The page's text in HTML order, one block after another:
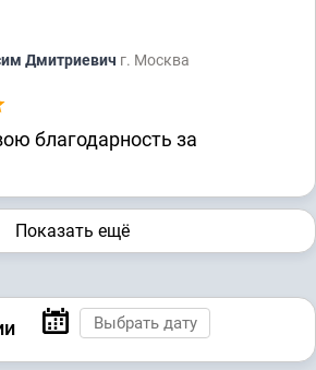
Дмитриевич г. Москва
благодарность за
Показать ещё